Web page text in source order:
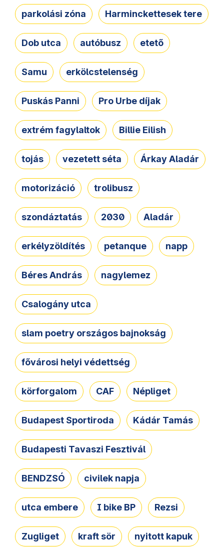
parkolási zóna Harminckettesek tere
Dob utca autóbusz etető
Samu erkölcstelenség
Puskás Panni Pro Urbe díjak
extrém fagylaltok Billie Eilish
tojás vezetett séta Árkay Aladár
motorizáció trolibusz
szondáztatás 2030 Aladár
erkélyzöldítés petanque napp
Béres András nagylemez
Csalogány utca
slam poetry országos bajnokság
fővárosi helyi védettség
körforgalom CAF Népliget
Budapest Sportiroda Kádár Tamás
Budapesti Tavaszi Fesztivál
BENDZSÓ civilek napja
utca embere I bike BP Rezsi
Zugliget kraft sör nyitott kapuk